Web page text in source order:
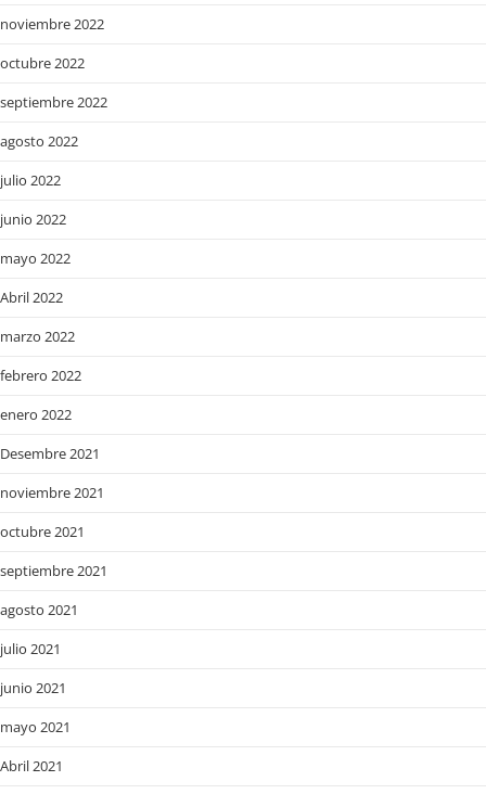
noviembre 2022
octubre 2022
septiembre 2022
agosto 2022
julio 2022
junio 2022
mayo 2022
Abril 2022
marzo 2022
febrero 2022
enero 2022
Desembre 2021
noviembre 2021
octubre 2021
septiembre 2021
agosto 2021
julio 2021
junio 2021
mayo 2021
Abril 2021